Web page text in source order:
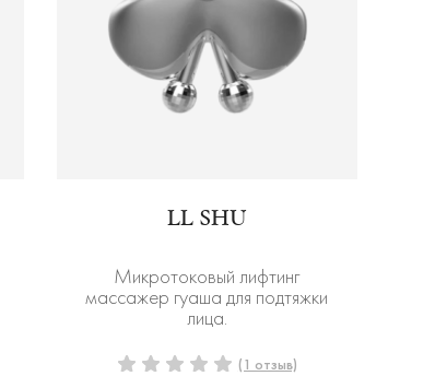
LL SHU
Микротоковый лифтинг
массажер гуаша для подтяжки
лица.
(1 отзыв)